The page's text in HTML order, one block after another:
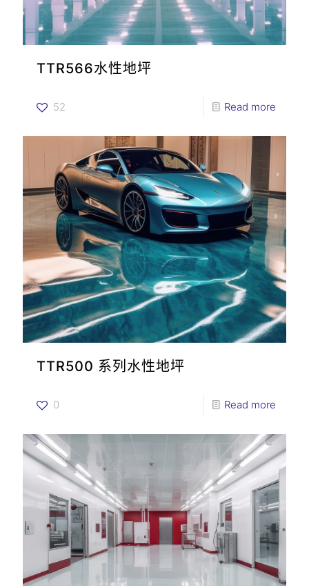
TTR566水性地坪
52 Read more
TTR500 系列水性地坪
0 Read more